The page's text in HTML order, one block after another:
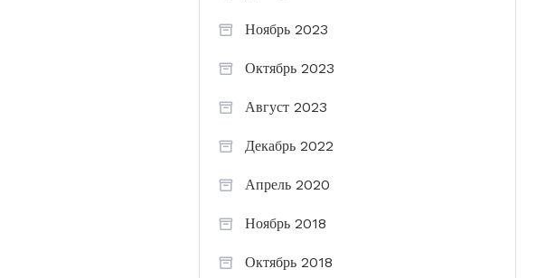
Ноябрь 2023
Октябрь 2023
Август 2023
Декабрь 2022
Апрель 2020
Ноябрь 2018
Октябрь 2018